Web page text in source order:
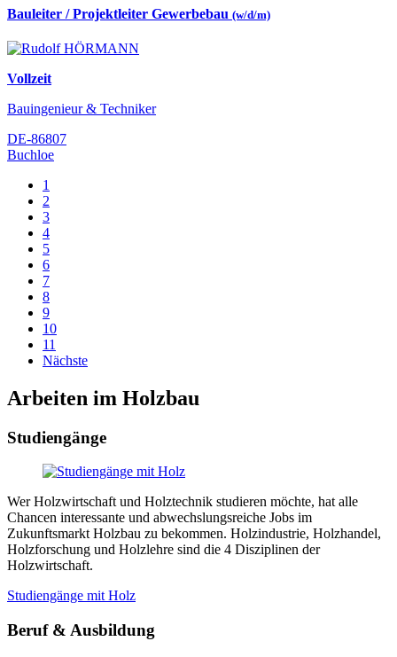
Bauleiter / Projektleiter Gewerbebau (w/d/m)
Vollzeit
Bauingenieur & Techniker
DE-86807
Buchloe
1
2
3
4
5
6
7
8
9
10
11
Nächste
Arbeiten im Holzbau
Studiengänge
Wer Holzwirtschaft und Holztechnik studieren möchte, hat alle
Chancen interessante und abwechslungsreiche Jobs im
Zukunftsmarkt Holzbau zu bekommen. Holzindustrie, Holzhandel,
Holzforschung und Holzlehre sind die 4 Disziplinen der
Holzwirtschaft.
Studiengänge mit Holz
Beruf & Ausbildung